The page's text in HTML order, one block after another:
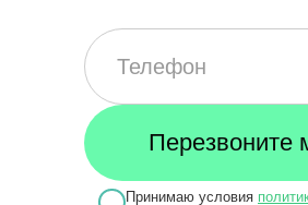
Принимаю условия